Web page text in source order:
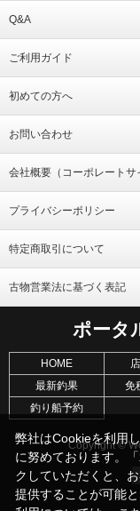
Q&A
ご利用ガイド
初めての方へ
お問い合わせ
会社概要（コーポレートサ
プライバシーポリシー
特定商取引について
古物営業法に基づく表記
ポータ
HOME
最新釣果
免
釣り船予約
Copyright ©
弊社はCookieを利用
に努めております。
クしていただくと、
提供することが可能